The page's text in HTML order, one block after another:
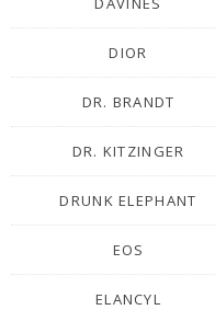
DIOR
DR. BRANDT
DR. KITZINGER
DRUNK ELEPHANT
EOS
ELANCYL